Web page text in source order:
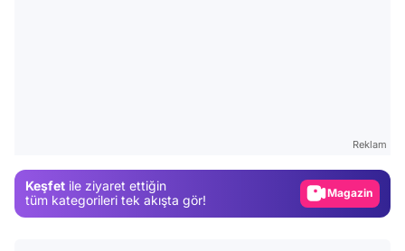
Reklam
Keşfet ile ziyaret ettiğin
tüm kategorileri tek akışta gör!
Magazin